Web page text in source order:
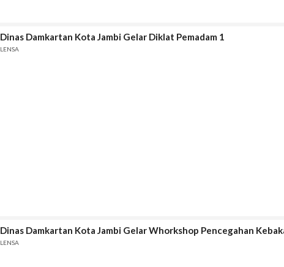
Dinas Damkartan Kota Jambi Gelar Diklat Pemadam 1
LENSA
Dinas Damkartan Kota Jambi Gelar Whorkshop Pencegahan
LENSA